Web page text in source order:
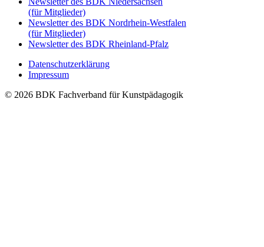
(für Mitglieder)
Newsletter des BDK Nordrhein-Westfalen
(für Mitglieder)
Newsletter des BDK Rheinland-Pfalz
Datenschutzerklärung
Impressum
© 2026 BDK Fachverband für Kunstpädagogik